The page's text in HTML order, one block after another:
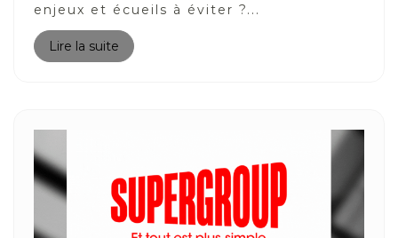
enjeux et écueils à éviter ?...
Lire la suite